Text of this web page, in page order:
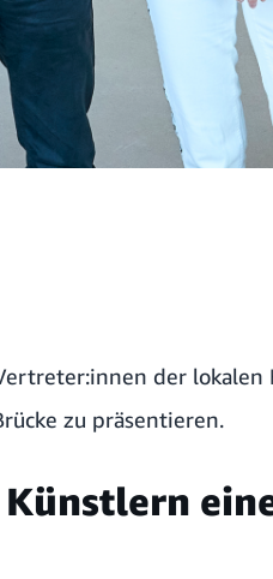
der lokalen
zu präsentieren.